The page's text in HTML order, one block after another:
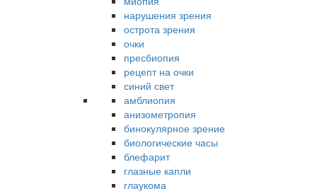
нарушения зрения
острота зрения
очки
пресбиопия
рецепт на очки
синий свет
амблиопия
анизометропия
бинокулярное зрение
биологические часы
блефарит
глазные капли
глаукома